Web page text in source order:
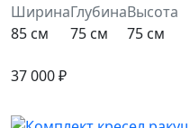
Ширина
85 см
Глубина
75 см
Высота
75 см
37 000 ₽